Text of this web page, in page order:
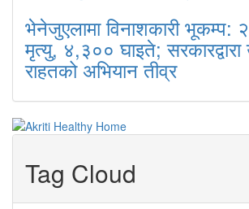
भेनेजुएलामा विनाशकारी भूकम्प:
मृत्यु, ४,३०० घाइते; सरकारद्वारा
राहतको अभियान तीव्र
Tag Cloud